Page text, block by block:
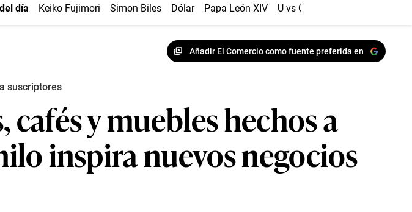
día Keiko Fujimori Simon Biles Dólar Papa León XIV U vs Cristal
Añadir El Comercio como fuente preferida en
suscriptores
y muebles hechos a
inspira nuevos negocios